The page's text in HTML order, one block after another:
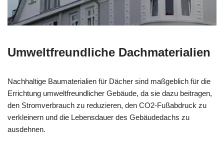
Umweltfreundliche Dachmaterialien
Nachhaltige Baumaterialien für Dächer sind maßgeblich für die
Errichtung umweltfreundlicher Gebäude, da sie dazu beitragen,
den Stromverbrauch zu reduzieren, den CO2-Fußabdruck zu
verkleinern und die Lebensdauer des Gebäudedachs zu
ausdehnen.